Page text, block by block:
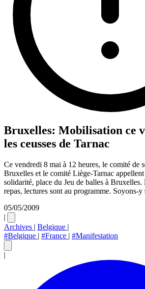
Bruxelles: Mobilisation ce
les ceusses de Tarnac
Ce vendredi 8 mai à 12 heures, le comité de
Bruxelles et le comité Liège-Tarnac
solidarité, place du Jeu de balles à Bruxelles.
repas, lectures sont au programme. Soyons-y
05/05/2009
|
Archives | Belgique |
#Belgique | #France | #Manifestation
|